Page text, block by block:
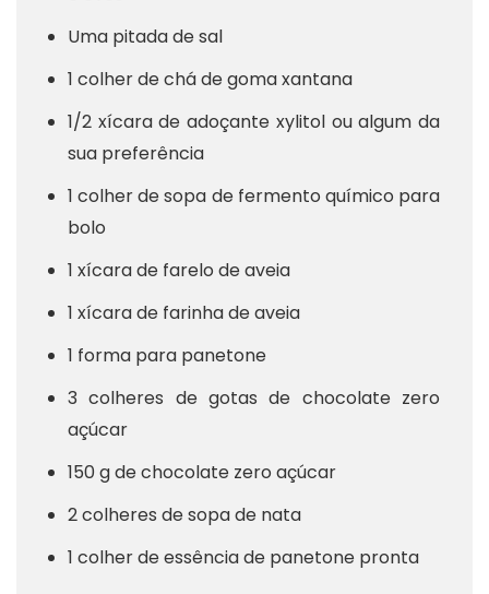
Uma pitada de sal
1 colher de chá de goma xantana
1/2 xícara de adoçante xylitol ou algum da
sua preferência
1 colher de sopa de fermento químico para
bolo
1 xícara de farelo de aveia
1 xícara de farinha de aveia
1 forma para panetone
3 colheres de gotas de chocolate zero
açúcar
150 g de chocolate zero açúcar
2 colheres de sopa de nata
1 colher de essência de panetone pronta